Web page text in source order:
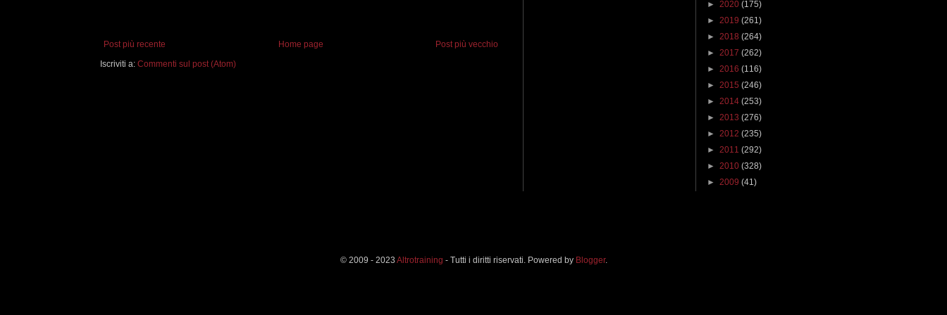
Post più recente Post più vecchio
Home page
Iscriviti a: Commenti sul post (Atom)
► 2020 (175)
► 2019 (261)
► 2018 (264)
► 2017 (262)
► 2016 (116)
► 2015 (246)
► 2014 (253)
► 2013 (276)
► 2012 (235)
► 2011 (292)
► 2010 (328)
► 2009 (41)
© 2009 - 2023 Altrotraining - Tutti i diritti riservati. Powered by Blogger.